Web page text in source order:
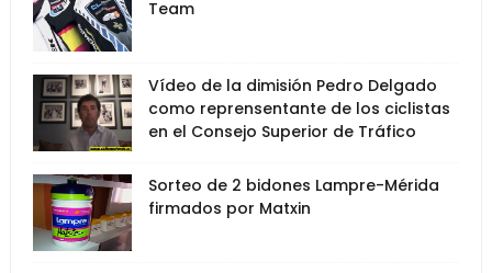
Team
Vídeo de la dimisión Pedro Delgado
como reprensentante de los ciclistas
en el Consejo Superior de Tráfico
Sorteo de 2 bidones Lampre-Mérida
firmados por Matxin